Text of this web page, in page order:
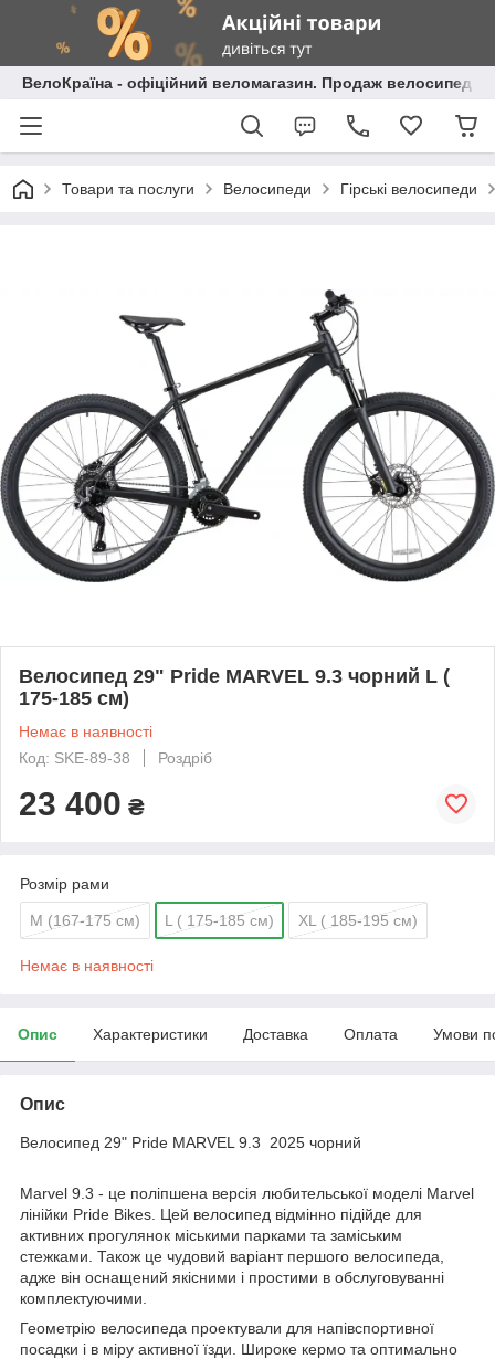
ВелоКраїна - офіційний веломагазин. Продаж велосипедів
Товари та послуги Велосипеди Гірські велосипеди
Велосипед 29" Pride MARVEL 9.3 чорний L (
175-185 см)
Немає в наявності
Код: SKE-89-38
Роздріб
23 400 ₴
Розмір рами
M (167-175 см) L ( 175-185 см) XL ( 185-195 см)
Немає в наявності
Опис Характеристики Доставка Оплата Умови
Опис
Велосипед 29" Pride MARVEL 9.3 2025 чорний
Marvel 9.3 - це поліпшена версія любительської моделі Marvel
лінійки Pride Bikes. Цей велосипед відмінно підійде для
активних прогулянок міськими парками та заміським
стежками. Також це чудовий варіант першого велосипеда,
адже він оснащений якісними і простими в обслуговуванні
комплектуючими.
Геометрію велосипеда проектували для напівспортивної
посадки і в міру активної їзди. Широке кермо та оптимально